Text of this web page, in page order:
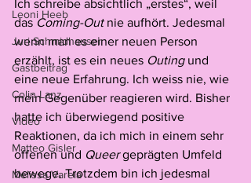
Leoni Heeb
Juri Schmidhauser
Gastbeitrag
Colin Lanz
Video
Matteo Gisler
Melissa Varela
Ich schreibe absichtlich „erstes“, weil
das Coming-Out nie aufhört. Jedesmal
wenn man es einer neuen Person
erzählt, ist es ein neues Outing und
eine neue Erfahrung. Ich weiss nie, wie
mein Gegenüber reagieren wird. Bisher
hatte ich überwiegend positive
Reaktionen, da ich mich in einem sehr
offenen und Queer geprägten Umfeld
bewege. Trotzdem bin ich jedesmal